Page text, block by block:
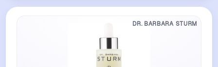
DR. BARBARA STURM